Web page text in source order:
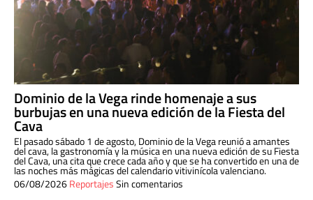
Dominio de la Vega rinde homenaje a sus
burbujas en una nueva edición de la Fiesta del
Cava
El pasado sábado 1 de agosto, Dominio de la Vega reunió a amantes
del cava, la gastronomía y la música en una nueva edición de su Fiesta
del Cava, una cita que crece cada año y que se ha convertido en una de
las noches más mágicas del calendario vitivinícola valenciano.
06/08/2026ReportajesSin comentarios